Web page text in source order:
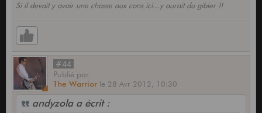
Si il devait y avoir une chasse aux cons ici...y aurait du gibier !!
#44
Publié par
The Warrior le 28 Avr 2012, 10:30
andyzola a écrit :